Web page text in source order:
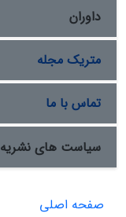
داوران
متریک مجله
تماس با ما
سیاست های نشریه
صفحه اصلی